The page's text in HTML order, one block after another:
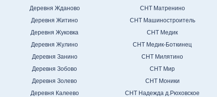
Деревня Жданово
Деревня Житино
Деревня Жуковка
Деревня Жулино
Деревня Занино
Деревня Зобово
Деревня Золево
Деревня Калеево
СНТ Матренино
СНТ Машиностроитель
СНТ Медик
СНТ Медик-Боткинец
СНТ Милятино
СНТ Мир
СНТ Моники
СНТ Надежда д.Рюховское